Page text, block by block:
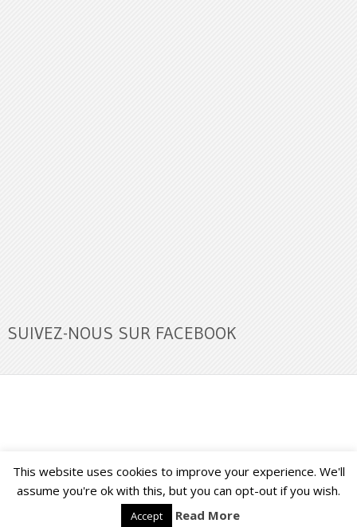
SUIVEZ-NOUS SUR FACEBOOK
Buzz Ultra Copyright © 2026. Back to Top ↑
This website uses cookies to improve your experience. We'll
assume you're ok with this, but you can opt-out if you wish.
Accept Read More
Français English ( Anglais)